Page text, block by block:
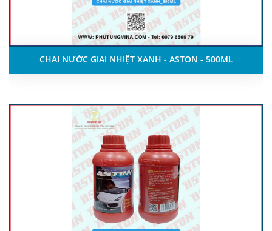
CHAI NƯỚC GIAI NHIỆT XANH - ASTON - 500ML